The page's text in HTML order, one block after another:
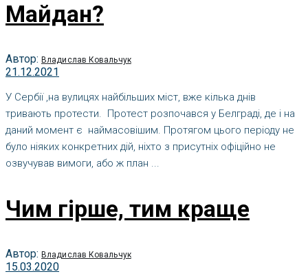
Майдан?
Автор: Владислав Ковальчук
21.12.2021
У Сербії ,на вулицях найбільших міст, вже кілька днів
тривають протести. Протест розпочався у Белграді, де і на
даний момент є наймасовішим. Протягом цього періоду не
було ніяких конкретних дій, ніхто з присутніх офіційно не
озвучував вимоги, або ж план ...
Чим гірше, тим краще
Автор: Владислав Ковальчук
15.03.2020